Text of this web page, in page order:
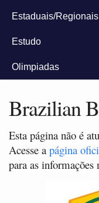
Estaduais/Regionais
Estudo
Olimpiadas
Brazilian
Esta página não é
Acesse a página
para as informações